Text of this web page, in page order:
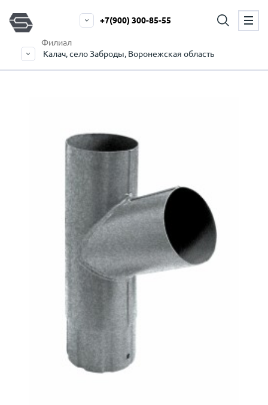
Филиал
Калач, село Заброды, Воронежская область
+7(900) 300-85-55